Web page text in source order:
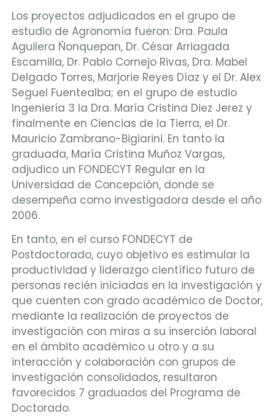
Los proyectos adjudicados en el grupo de
estudio de Agronomía fueron: Dra. Paula
Aguilera Ñonquepan, Dr. César Arriagada
Escamilla, Dr. Pablo Cornejo Rivas, Dra. Mabel
Delgado Torres, Marjorie Reyes Díaz y el Dr. Alex
Seguel Fuentealba; en el grupo de estudio
Ingeniería 3 la Dra. María Cristina Diez Jerez y
finalmente en Ciencias de la Tierra, el Dr.
Mauricio Zambrano-Bigiarini. En tanto la
graduada, María Cristina Muñoz Vargas,
adjudico un FONDECYT Regular en la
Universidad de Concepción, donde se
desempeña como investigadora desde el año
2006.
En tanto, en el curso FONDECYT de
Postdoctorado, cuyo objetivo es estimular la
productividad y liderazgo científico futuro de
personas recién iniciadas en la investigación y
que cuenten con grado académico de Doctor,
mediante la realización de proyectos de
investigación con miras a su inserción laboral
en el ámbito académico u otro y a su
interacción y colaboración con grupos de
investigación consolidados, resultaron
favorecidos 7 graduados del Programa de
Doctorado.